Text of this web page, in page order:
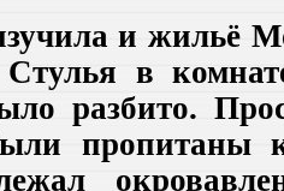
и жильё
Стулья в
разбито.
пропитаны